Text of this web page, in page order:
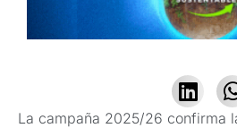
La campaña 2025/26 confirma